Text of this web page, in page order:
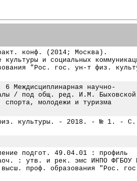
конф. (2014; Москва).
культуры и социальных
"Рос. гос. ун-т физ.
Междисциплинарная научно-
/ под общ. ред. И.М.
молодежи и туризма
физ. культуры. - 2018. - № 1. -
подгот. 49.04.01 : профиль
: утв. и рек. эмс ИНПО ФГБОУ
проф. образования "Рос.